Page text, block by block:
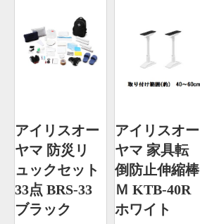
アイリスオー
ヤマ 防災リ
ュックセット
33点 BRS-33
ブラック
アイリスオー
ヤマ 家具転
倒防止伸縮棒
Ｍ KTB-40R
ホワイト